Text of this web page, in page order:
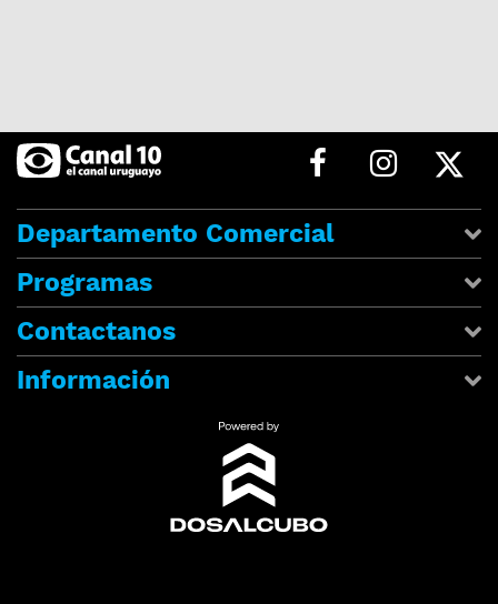
Departamento Comercial
Programas
Contactanos
Información